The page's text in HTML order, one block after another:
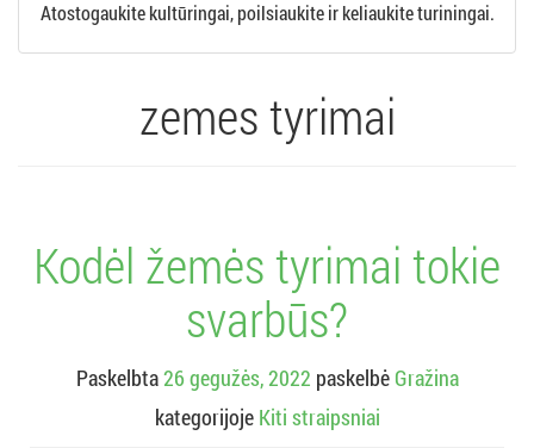
Atostogaukite kultūringai, poilsiaukite ir keliaukite turiningai.
zemes tyrimai
Kodėl žemės tyrimai tokie
svarbūs?
Paskelbta26 gegužės, 2022 paskelbė Gražina
kategorijoje Kiti straipsniai